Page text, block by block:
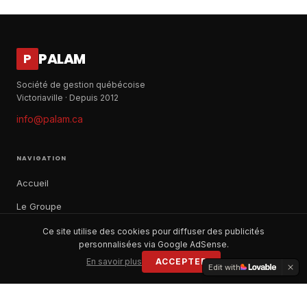
P PALAM
Société de gestion québécoise
Victoriaville · Depuis 2012
info@palam.ca
NAVIGATION
Accueil
Le Groupe
Notre histoire
Ce site utilise des cookies pour diffuser des publicités
personnalisées via Google AdSense.
En savoir plus
ACCEPTER
Edit with